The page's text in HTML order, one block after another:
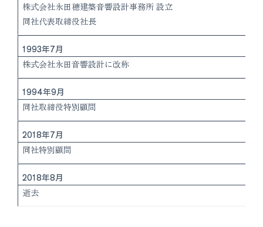
株式会社永田穂建築音響設計事務所 設立
同社代表取締役社長
1993年7月
株式会社永田音響設計に改称
1994年9月
同社取締役特別顧問
2018年7月
同社特別顧問
2018年8月
逝去